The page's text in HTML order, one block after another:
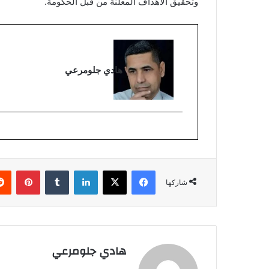
هادي جلومرعي
شاركها
فيسبوك ‫X لينكدإن
هادي جلومرعي